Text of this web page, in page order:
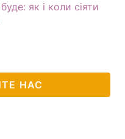
як і коли сіяти
НАС